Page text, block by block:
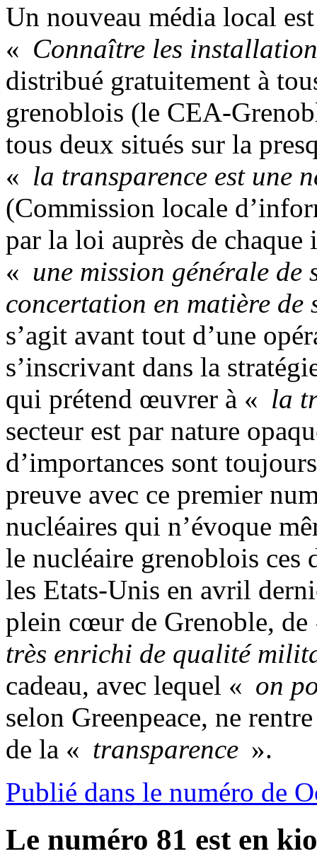
Un nouveau média local
« Connaître les
distribué gratuitement à
grenoblois (le CEA-
tous deux situés sur la
« la transparence est une
(Commission locale
par la loi auprès de
« une mission générale
concertation en matière de
s’agit avant tout d’une
s’inscrivant dans la
qui prétend œuvrer à « la
secteur est par nature
d’importances sont
preuve avec ce premier
nucléaires qui n’évoque
le nucléaire grenoblois
les Etats-Unis en avril
plein cœur de Grenoble,
très enrichi de qualité
cadeau, avec lequel « on
selon Greenpeace, ne
de la « transparence ».
Publié dans le numéro de
Le numéro 81 est en